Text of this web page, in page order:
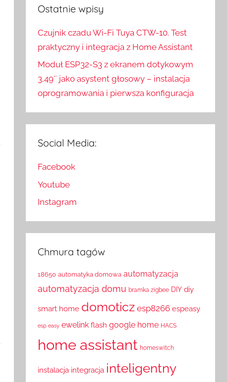
Ostatnie wpisy
Czujnik czadu Wi-Fi Tuya CTW-10. Test
praktyczny i integracja z Home Assistant
Moduł ESP32-S3 z ekranem dotykowym
3,49″ jako asystent głosowy – instalacja
oprogramowania i pierwsza konfiguracja
Social Media:
Facebook
Youtube
Instagram
Chmura tagów
18650 automatyka domowa automatyzacja
automatyzacja domu bramka zigbee DIY diy
smart home domoticz esp8266 espeasy
esp easy ewelink flash google home HACS
home assistant homeswitch
instalacja integracja inteligentny